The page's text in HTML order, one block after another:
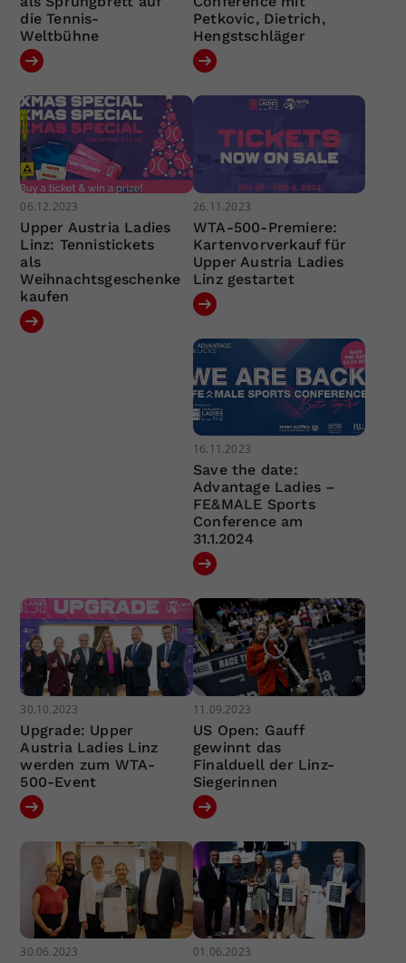
die Tennis-
Weltbühne
Petkovic, Dietrich,
Hengstschläger
06.12.2023
Upper Austria Ladies
Linz: Tennistickets
als
Weihnachtsgeschenke
kaufen
26.11.2023
WTA-500-Premiere:
Kartenvorverkauf für
Upper Austria Ladies
Linz gestartet
16.11.2023
Save the date:
Advantage Ladies –
FE&MALE Sports
Conference am
31.1.2024
30.10.2023
Upgrade: Upper
Austria Ladies Linz
werden zum WTA-
500-Event
11.09.2023
US Open: Gauff
gewinnt das
Finalduell der Linz-
Siegerinnen
30.06.2023 01.06.2023